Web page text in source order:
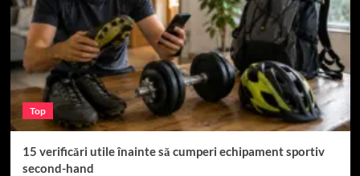
Top
15 verificări utile înainte să cumperi echipament sportiv
second-hand